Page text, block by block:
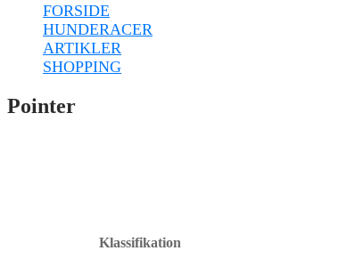
FORSIDE
HUNDERACER
ARTIKLER
SHOPPING
Pointer
Klassifikation